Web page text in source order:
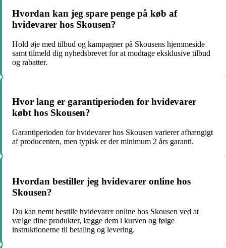
Hvordan kan jeg spare penge på køb af
hvidevarer hos Skousen?
Hold øje med tilbud og kampagner på Skousens hjemmeside
samt tilmeld dig nyhedsbrevet for at modtage eksklusive tilbud
og rabatter.
Hvor lang er garantiperioden for hvidevarer
købt hos Skousen?
Garantiperioden for hvidevarer hos Skousen varierer afhængigt
af producenten, men typisk er der minimum 2 års garanti.
Hvordan bestiller jeg hvidevarer online hos
Skousen?
Du kan nemt bestille hvidevarer online hos Skousen ved at
vælge dine produkter, lægge dem i kurven og følge
instruktionerne til betaling og levering.